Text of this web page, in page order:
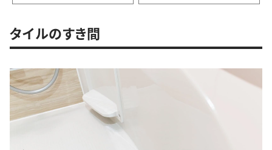
タイルのすき間